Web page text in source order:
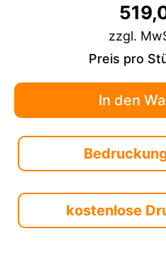
zzgl.
Preis pro
kostenlose